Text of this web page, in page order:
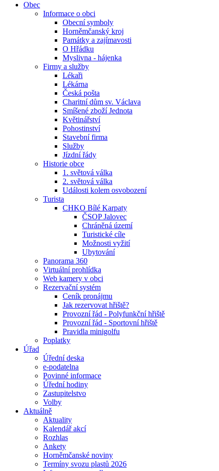
Obec
Informace o obci
Obecní symboly
Horněmčanský kroj
Památky a zajímavosti
O Hřádku
Myslivna - hájenka
Firmy a služby
Lékaři
Lékárna
Česká pošta
Charitní dům sv. Václava
Smíšené zboží Jednota
Květinářství
Pohostinství
Stavební firma
Služby
Jízdní řády
Historie obce
1. světová válka
2. světová válka
Události kolem osvobození
Turista
CHKO Bílé Karpaty
ČSOP Jalovec
Chráněná území
Turistické cíle
Možnosti vyžití
Ubytování
Panorama 360
Virtuální prohlídka
Web kamery v obci
Rezervační systém
Ceník pronájmu
Jak rezervovat hřiště?
Provozní řád - Polyfunkční hřiště
Provozní řád - Sportovní hřiště
Pravidla minigolfu
Poplatky
Úřad
Úřední deska
e-podatelna
Povinné informace
Úřední hodiny
Zastupitelstvo
Volby
Aktuálně
Aktuality
Kalendář akcí
Rozhlas
Ankety
Horněmčanské noviny
Termíny svozu plastů 2026